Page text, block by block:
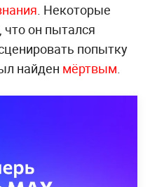
. Некоторые
он пытался
попытку
найден мёртвым.